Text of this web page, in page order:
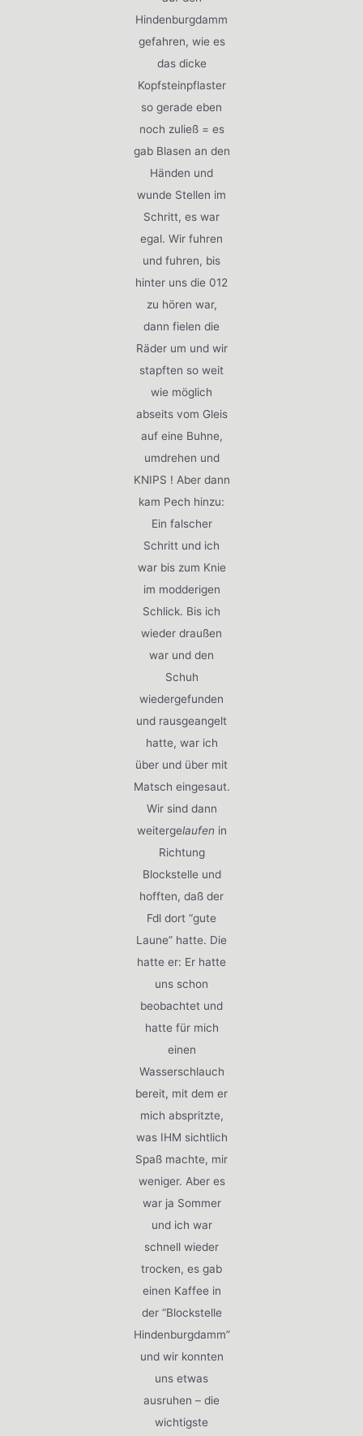
Hindenburgdamm
gefahren, wie es
das dicke
Kopfsteinpflaster
so gerade eben
noch zuließ = es
gab Blasen an den
Händen und
wunde Stellen im
Schritt, es war
egal. Wir fuhren
und fuhren, bis
hinter uns die 012
zu hören war,
dann fielen die
Räder um und wir
stapften so weit
wie möglich
abseits vom Gleis
auf eine Buhne,
umdrehen und
KNIPS ! Aber dann
kam Pech hinzu:
Ein falscher
Schritt und ich
war bis zum Knie
im modderigen
Schlick. Bis ich
wieder draußen
war und den
Schuh
wiedergefunden
und rausgeangelt
hatte, war ich
über und über mit
Matsch eingesaut.
Wir sind dann
weitergelaufen in
Richtung
Blockstelle und
hofften, daß der
Fdl dort “gute
Laune” hatte. Die
hatte er: Er hatte
uns schon
beobachtet und
hatte für mich
einen
Wasserschlauch
bereit, mit dem er
mich abspritzte,
was IHM sichtlich
Spaß machte, mir
weniger. Aber es
war ja Sommer
und ich war
schnell wieder
trocken, es gab
einen Kaffee in
der “Blockstelle
Hindenburgdamm”
und wir konnten
uns etwas
ausruhen – die
wichtigste